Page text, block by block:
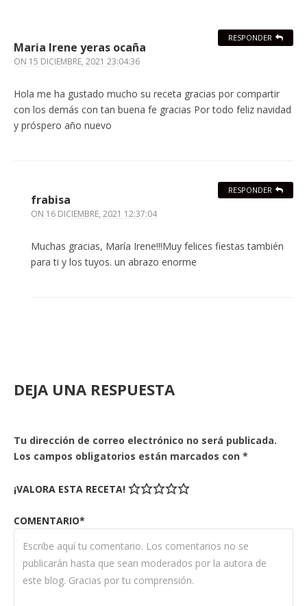
Maria Irene yeras ocaña
ON 15 DICIEMBRE, 2021 23:04:36
Hola me ha gustado mucho su receta gracias por compartir
con los demás con tan buena fe gracias Por todo feliz navidad
y próspero año nuevo
RESPONDER
frabisa
ON 16 DICIEMBRE, 2021 12:37:04
Muchas gracias, María Irene!!!Muy felices fiestas también
para ti y los tuyos. un abrazo enorme
RESPONDER
DEJA UNA RESPUESTA
Tu dirección de correo electrónico no será publicada.
Los campos obligatorios están marcados con *
¡VALORA ESTA RECETA!
COMENTARIO*